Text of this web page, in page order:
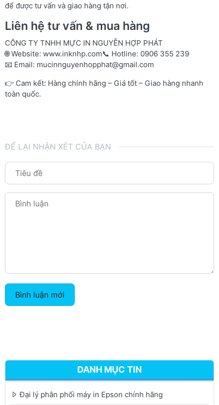
để được tư vấn và giao hàng tận nơi.
Liên hệ tư vấn & mua hàng
CÔNG TY TNHH MỰC IN NGUYỄN HỢP PHÁT
🌐 Website: www.inknhp.com📞 Hotline: 0906 355 239
📧 Email: mucinnguyenhopphat@gmail.com
👉 Cam kết: Hàng chính hãng – Giá tốt – Giao hàng nhanh
toàn quốc.
ĐỂ LẠI NHẬN XÉT CỦA BẠN
Bình luận mới
DANH MỤC TIN
Đại lý phân phối máy in Epson chính hãng